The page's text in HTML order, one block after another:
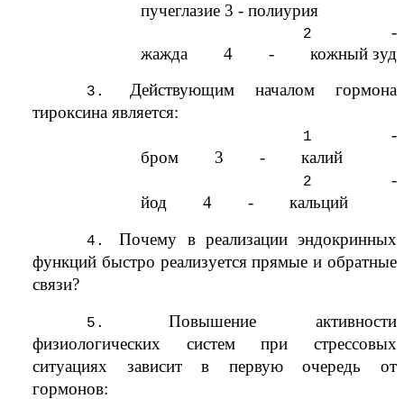
пучеглазие 3 - полиурия
-
жажда 4 - кожный зуд
Действующим началом гормона
тироксина является:
-
бром 3 - калий
-
йод 4 - кальций
Почему в реализации эндокринных
функций быстро реализуется прямые и обратные
связи?
Повышение активности
физиологических систем при стрессовых
ситуациях зависит в первую очередь от
гормонов: